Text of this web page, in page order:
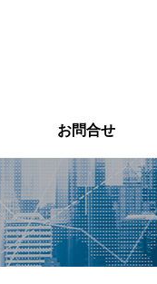
お問合せ